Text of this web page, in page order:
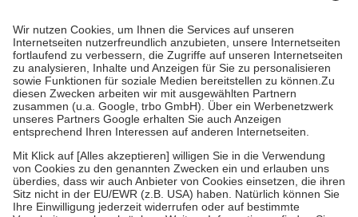
höchstens zehn Euro.
Es sind jedoch nie mehr als die tatsächlichen
Kosten der Leistung zu entrichten.
Diese Regeln gelten grundsätzlich auch für Online-Apotheken.
Bei Heilmitteln und häuslicher Krankenpflege beträgt die
Zuzahlung zehn Prozent der Kosten sowie zehn Euro je
Verordnung.
Um das Engagement der Versicherten für ihre eigene Gesundheit zu
stärken und die besondere Stellung der Familie zu unterstützen,
fallenkeine Zuzahlungenan bei:
• Kindern und Jugendlichen bis zum vollendeten 18. Lebensjahr
mit Ausnahme der Fahrkosten
• Untersuchungen zur Vorsorge und Früherkennung, die von der